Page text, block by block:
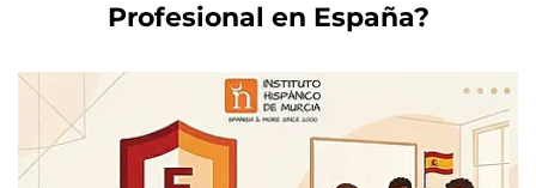
Profesional en España?